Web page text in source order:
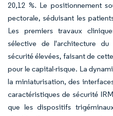
20,12 %. Le positionnement
pectorale, séduisant les
Les premiers travaux
sélective de l'architecture
sécurité élevées, faisant de
pour le capital-risque. La
la miniaturisation, des
caractéristiques de sécurité
que les dispositifs